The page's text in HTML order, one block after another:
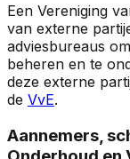
Een Vereniging
van externe
adviesbureaus
beheren en te
deze externe
de VvE.
Aannemers,